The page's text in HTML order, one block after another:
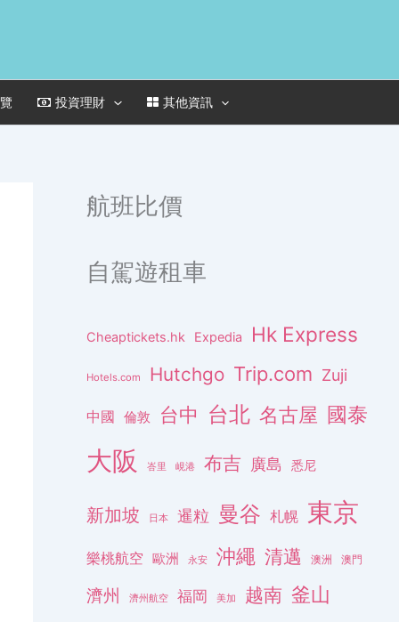
投資理財 其他資訊
航班比價
自駕遊租車
Cheaptickets.hk Expedia Hk Express
Hotels.com Hutchgo Trip.com Zuji
中國 倫敦 台中 台北 名古屋 國泰
大阪 峇里 峴港 布吉 廣島 悉尼
新加坡 日本 暹粒 曼谷 札幌 東京
樂桃航空 歐洲 永安 沖繩 清邁 澳洲 澳門
濟州 濟州航空 福岡 美加 越南 釜山